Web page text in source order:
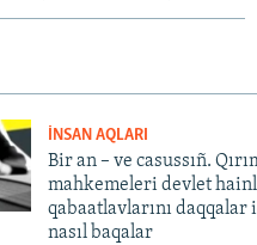
İNSAN AQLARI
Bir an – ve casussıñ.
mahkemeleri devlet
qabaatlavlarını daqqalar
nasıl baqalar